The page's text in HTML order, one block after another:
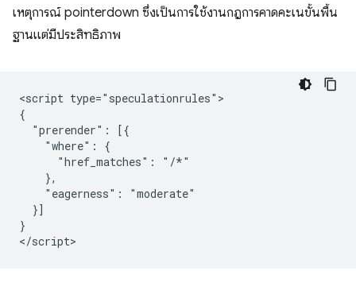
เหตุการณ์ pointerdown ซึ่งเป็นการใช้งานกฎการคาดคะเนขั้นพื้น
ฐานแต่มีประสิทธิภาพ
<script type="speculationrules">
{
  "prerender": [{
    "where": {
      "href_matches": "/*"
    },
    "eagerness": "moderate"
  }]
}